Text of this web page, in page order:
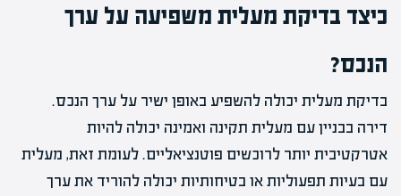
כיצד בדיקת מעלית משפיעה על ערך
הנכס?
בדיקת מעלית יכולה להשפיע באופן ישיר על ערך הנכס.
דירה בבניין עם מעלית תקינה ואמינה יכולה להיות
אטרקטיבית יותר לרוכשים פוטנציאליים. לעומת זאת, מעלית
עם בעיות תפעוליות או בטיחותיות יכולה להוריד את ערך